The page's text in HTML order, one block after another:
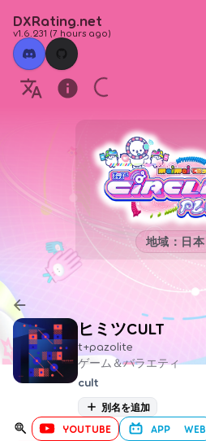
DXRating.net
v1.6.231 (7 hours ago)
地域：日本
ヒミツCULT
t+pazolite
ゲーム＆バラエティ
cult
別名を追加
YOUTUBE APP WEB